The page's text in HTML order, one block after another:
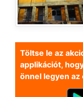
Töltse le az
applikációt,
önnel legyen az